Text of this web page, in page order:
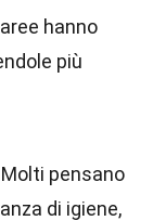
hanno
più
Molti pensano
di igiene,